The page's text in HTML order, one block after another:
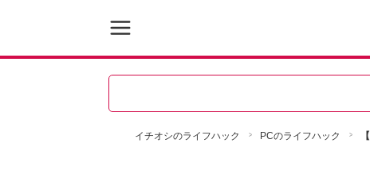
イチオシのライフハック PCのライフハック